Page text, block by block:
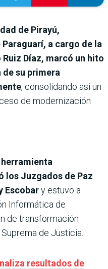
de Pirayú,
a cargo de la
Díaz, marcó un hito
su primera
, consolidando así un
de modernización
los Juzgados de Paz
Escobary estuvo a
Informática de
de transformación
de Justicia.
resultados de